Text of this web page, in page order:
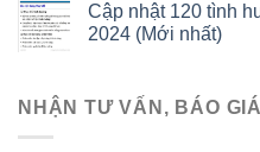
Cập nhật 120 tình
2024 (Mới nhất)
NHẬN TƯ VẤN, BÁO GIÁ